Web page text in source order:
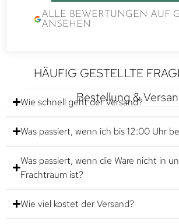
ALLE BEWERTUNGEN AUF
ANSEHEN
HÄUFIG GESTELLTE
Bestellung &
Wie schnell geht der Versand?
Was passiert, wenn ich bis 12:00 Uhr
Was passiert, wenn die Ware nicht in
Frachtraum ist?
Wie viel kostet der Versand?